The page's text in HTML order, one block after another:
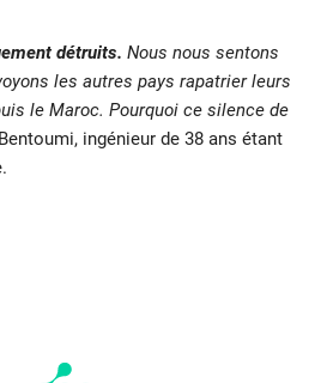
détruits. Nous nous sentons
les autres pays rapatrier leurs
le Maroc. Pourquoi ce silence de
ingénieur de 38 ans étant